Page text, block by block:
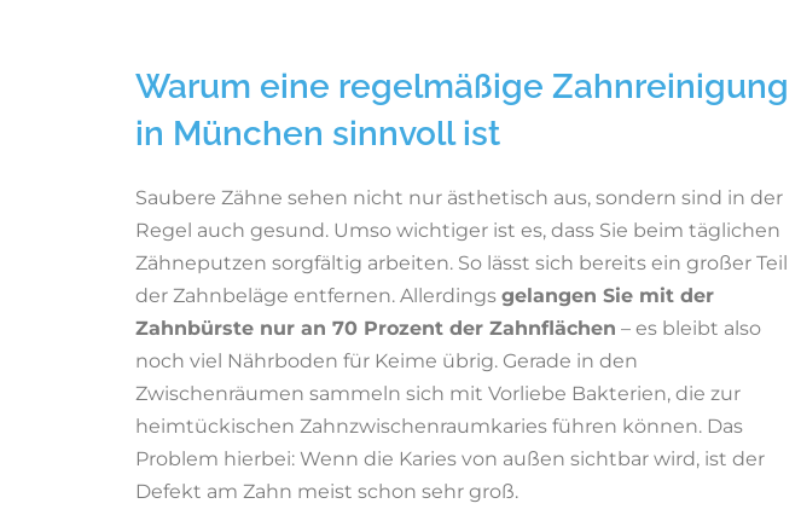
Kinderzahnheilkunde
Naturheilkunde
PZR
Prophylaxe
Röntgen
Warum eine regelmäßige Zahnreinigung
in München sinnvoll ist
Saubere Zähne sehen nicht nur ästhetisch aus, sondern sind in der
Regel auch gesund. Umso wichtiger ist es, dass Sie beim täglichen
Zähneputzen sorgfältig arbeiten. So lässt sich bereits ein großer Teil
der Zahnbeläge entfernen. Allerdings gelangen Sie mit der
Zahnbürste nur an 70 Prozent der Zahnflächen – es bleibt also
noch viel Nährboden für Keime übrig. Gerade in den
Zwischenräumen sammeln sich mit Vorliebe Bakterien, die zur
heimtückischen Zahnzwischenraumkaries führen können. Das
Problem hierbei: Wenn die Karies von außen sichtbar wird, ist der
Defekt am Zahn meist schon sehr groß.